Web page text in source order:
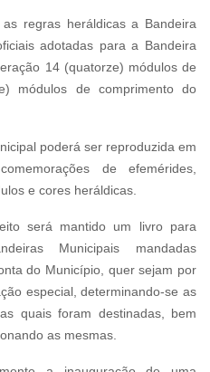
regras heráldicas a Bandeira
adotadas para a Bandeira
14 (quatorze) módulos de
módulos de comprimento do
poderá ser reproduzida em
de efemérides,
e cores heráldicas.
será mantido um livro para
Municipais mandadas
do Município, quer sejam por
especial, determinando-se as
quais foram destinadas, bem
as mesmas.